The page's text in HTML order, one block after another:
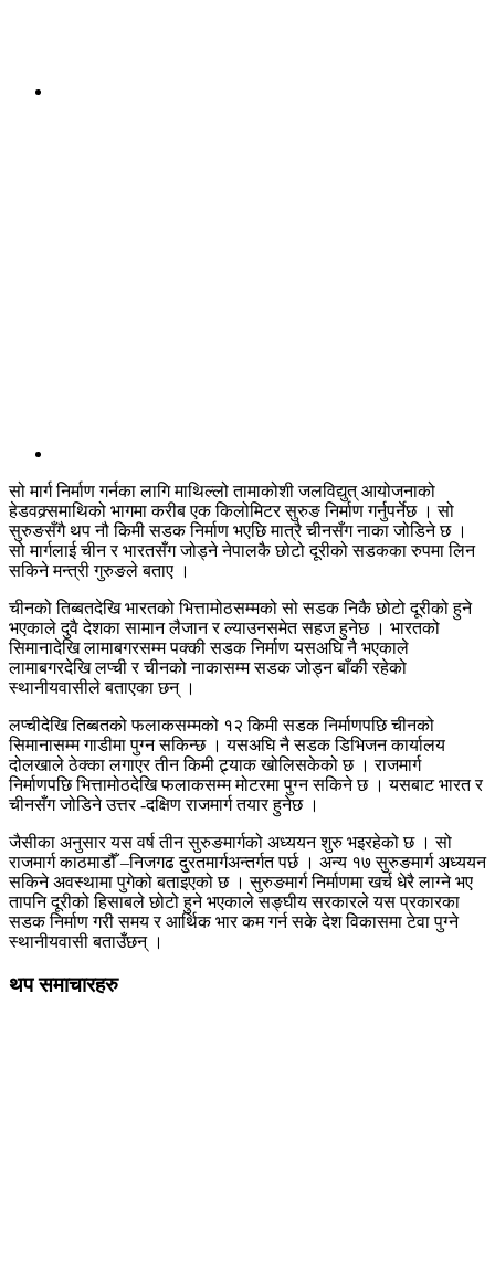
सो मार्ग निर्माण गर्नका लागि माथिल्लो तामाकोशी जलविद्युत् आयोजनाको
हेडवक्र्समाथिको भागमा करीब एक किलोमिटर सुरुङ निर्माण गर्नुपर्नेछ । सो
सुरुङसँगै थप नौ किमी सडक निर्माण भएछि मात्रै चीनसँग नाका जोडिने छ ।
सो मार्गलाई चीन र भारतसँग जोड्ने नेपालकै छोटो दूरीको सडकका रुपमा लिन
सकिने मन्त्री गुरुङले बताए ।
चीनको तिब्बतदेखि भारतको भित्तामोठसम्मको सो सडक निकै छोटो दूरीको हुने
भएकाले दुवै देशका सामान लैजान र ल्याउनसमेत सहज हुनेछ । भारतको
सिमानादेखि लामाबगरसम्म पक्की सडक निर्माण यसअघि नै भएकाले
लामाबगरदेखि लप्ची र चीनको नाकासम्म सडक जोड्न बाँकी रहेको
स्थानीयवासीले बताएका छन् ।
लप्चीदेखि तिब्बतको फलाकसम्मको १२ किमी सडक निर्माणपछि चीनको
सिमानासम्म गाडीमा पुग्न सकिन्छ । यसअघि नै सडक डिभिजन कार्यालय
दोलखाले ठेक्का लगाएर तीन किमी ट्र्याक खोलिसकेको छ । राजमार्ग
निर्माणपछि भित्तामोठदेखि फलाकसम्म मोटरमा पुग्न सकिने छ । यसबाट भारत र
चीनसँग जोडिने उत्तर -दक्षिण राजमार्ग तयार हुनेछ ।
जैसीका अनुसार यस वर्ष तीन सुरुङमार्गको अध्ययन शुरु भइरहेको छ । सो
राजमार्ग काठमाडौँ –निजगढ दु्रतमार्गअन्तर्गत पर्छ । अन्य १७ सुरुङमार्ग अध्ययन
सकिने अवस्थामा पुगेको बताइएको छ । सुरुङमार्ग निर्माणमा खर्च धेरै लाग्ने भए
तापनि दूरीको हिसाबले छोटो हुने भएकाले सङ्घीय सरकारले यस प्रकारका
सडक निर्माण गरी समय र आर्थिक भार कम गर्न सके देश विकासमा टेवा पुग्ने
स्थानीयवासी बताउँछन् ।
थप समाचारहरु